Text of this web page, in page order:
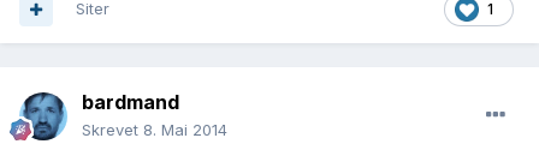
1
Siter
bardmand
Skrevet 8. Mai 2014